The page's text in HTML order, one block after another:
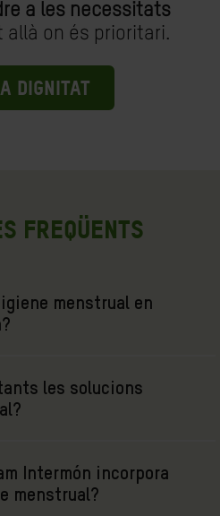
a les necessitats
allà on és prioritari.
DIGNITAT
freqüents
menstrual en
les solucions
Intermón incorpora
menstrual?